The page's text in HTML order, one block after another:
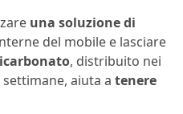
una soluzione di
del mobile e lasciare
, distribuito nei
aiuta a tenere